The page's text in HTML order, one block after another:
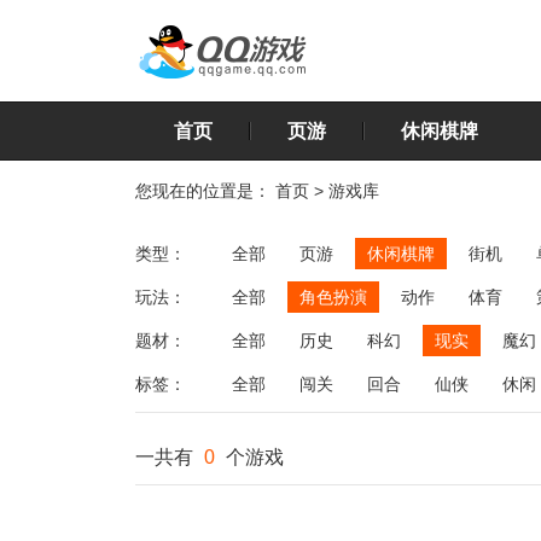
首页 页游 休闲棋牌
您现在的位置是： 首页 > 游戏库
类型： 全部 页游 休闲棋牌 街机
玩法： 全部 角色扮演 动作 体育
飞行
恋爱 第三人称射击 棋类
题材： 全部 历史 科幻 现实 魔幻
标签： 全部 闯关 回合 仙侠 休闲
一共有 0 个游戏